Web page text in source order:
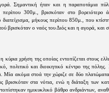
Σημαντική ήταν και η παραποτάμια
περίπου 300μ., βρισκόταν στο
διατείχισμα, μήκους περίπου 850μ., που
βρισκόταν ο ναός του Διός και η αγορά, και
κύρια χρήση της οποίας εντοπίζεται στους
πολιτικό και διοικητικό κέντρο της
Μία ακόμα στοά την χώριζε σε δύο
βρισκόταν στα νότια, ενώ η διάταξη των
ημικυκλικό βάθρο ανδριάντων,